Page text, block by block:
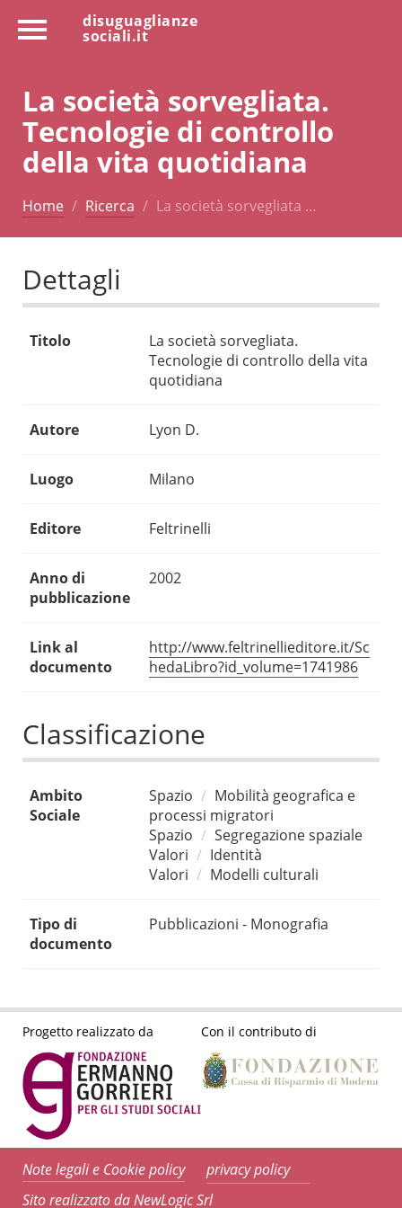
disuguaglianze
sociali.it
La società sorvegliata.
Tecnologie di controllo
della vita quotidiana
Home Ricerca La società sorvegliata …
Dettagli
Titolo
La società sorvegliata.
Tecnologie di controllo della vita
quotidiana
Autore Lyon D.
Luogo Milano
Editore Feltrinelli
Anno di
pubblicazione
2002
Link al
documento
http://www.feltrinellieditore.it/Sc
hedaLibro?id_volume=1741986
Classificazione
Ambito
Sociale
Spazio
Mobilità geografica e
processi migratori
Spazio
Segregazione spaziale
Valori
Identità
Valori
Modelli culturali
Tipo di
documento
Pubblicazioni - Monografia
Progetto realizzato da Con il contributo di
Note legali e Cookie policy
privacy policy
Sito realizzato da NewLogic Srl